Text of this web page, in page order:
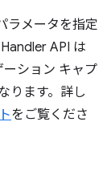
ラメータを指定
API は
ション キャプ
ります。詳し
をご覧くださ